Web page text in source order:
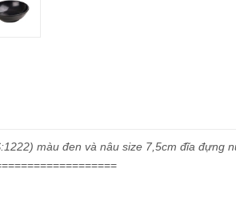
màu đen và nâu size 7,5cm đĩa đựng